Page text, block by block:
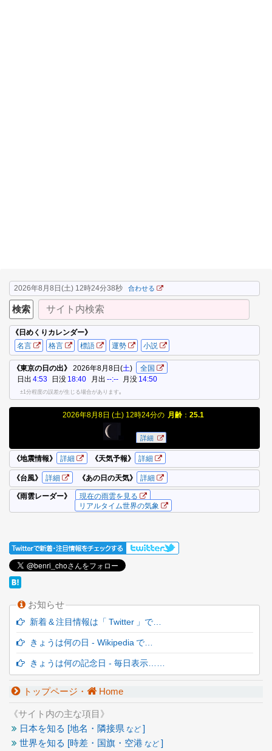
2026年8月8日(土) 12時24分39秒 合わせる
お知らせ
新着 & 注目情報は「 Twitter 」で…
きょうは何の日 - Wikipedia で…
きょうは何の記念日 - 毎日表示……
トップページ・ Home
《サイト内の主な項目》
日本を知る [地名・隣接県 など ]
世界を知る [時差・国旗・空港 など ]